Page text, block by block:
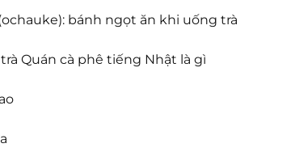
(ochauke): bánh ngọt ăn khi uống trà
Quán cà phê tiếng Nhật là gì